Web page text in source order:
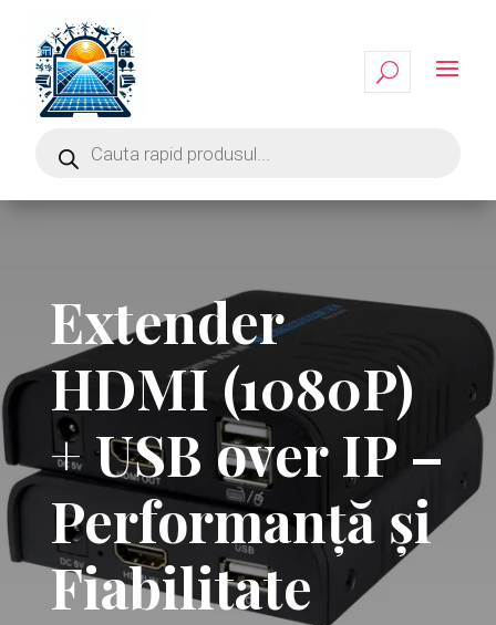
Extender
HDMI (1080P)
+ USB over IP –
Performanță și
Fiabilitate